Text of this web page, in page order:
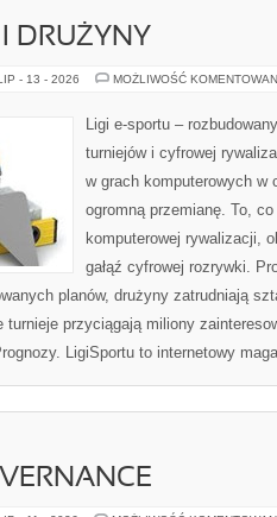
DRUŻYNY
- 13 - 2026 MOŻLIWOŚĆ
Ligi e-sportu –
turniejów i cyfrowej
w grach komputerowych w
ogromną przemianę. To,
komputerowej rywalizacji,
gałąź cyfrowej rozrywki.
planów, drużyny zatrudniają
turnieje przyciągają miliony
LigiSportu to internetowy